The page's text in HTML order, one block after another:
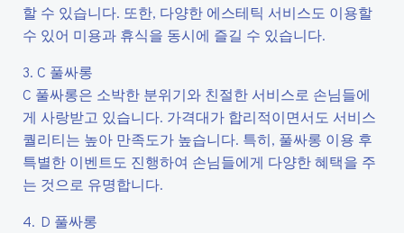
할 수 있습니다. 또한, 다양한 에스테틱 서비스도 이용할
수 있어 미용과 휴식을 동시에 즐길 수 있습니다.
3. C 풀싸롱
C 풀싸롱은 소박한 분위기와 친절한 서비스로 손님들에
게 사랑받고 있습니다. 가격대가 합리적이면서도 서비스
퀄리티는 높아 만족도가 높습니다. 특히, 풀싸롱 이용 후
특별한 이벤트도 진행하여 손님들에게 다양한 혜택을 주
는 것으로 유명합니다.
4. D 풀싸롱